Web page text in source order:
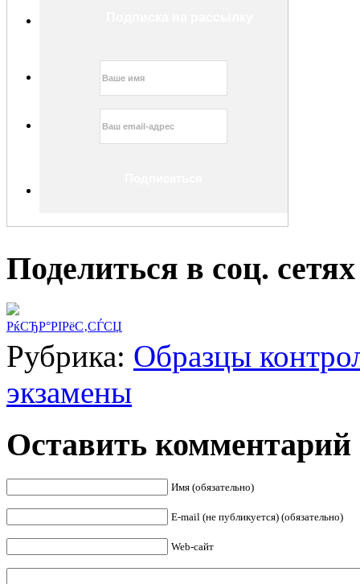
Поделиться в соц. сетях
РќСЂР°РІРёС‚СЃСЏ
Рубрика: Образцы
экзамены
Оставить комментарий
Имя (обязательно)
E-mail (не публикуется) (обязательно)
Web-сайт